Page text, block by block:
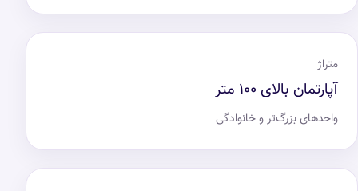
متراژ
آپارتمان بالای ۱۰۰ متر
واحدهای بزرگ‌تر و خانوادگی